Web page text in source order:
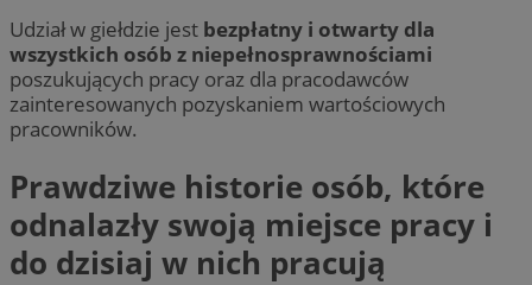
Udział w giełdzie jest bezpłatny i otwarty dla
wszystkich osób z niepełnosprawnościami
poszukujących pracy oraz dla pracodawców
zainteresowanych pozyskaniem wartościowych
pracowników.
Prawdziwe historie osób, które
odnalazły swoją miejsce pracy i
do dzisiaj w nich pracują